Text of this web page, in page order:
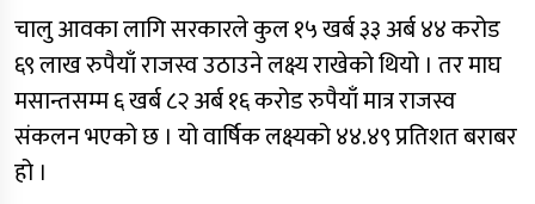
चालु आवका लागि सरकारले कुल १५ खर्ब ३३ अर्ब ४४ करोड
६९ लाख रुपैयाँ राजस्व उठाउने लक्ष्य राखेको थियो । तर माघ
मसान्तसम्म ६ खर्ब ८२ अर्ब १६ करोड रुपैयाँ मात्र राजस्व
संकलन भएको छ । यो वार्षिक लक्ष्यको ४४.४९ प्रतिशत बराबर
हो ।